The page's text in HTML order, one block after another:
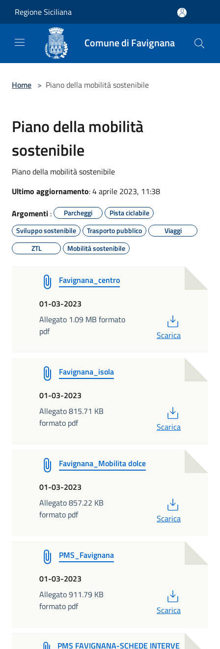
Regione Siciliana
Comune di Favignana
Home > Piano della mobilità sostenibile
Piano della mobilità
sostenibile
Piano della mobilità sostenibile
Ultimo aggiornamento: 4 aprile 2023, 11:38
Argomenti : Parcheggi
Pista ciclabile
Sviluppo sostenibile
Trasporto pubblico
Viaggi
ZTL
Mobilità sostenibile
Favignana_centro
01-03-2023
Allegato 1.09 MB formato
pdf
Scarica
Favignana_isola
01-03-2023
Allegato 815.71 KB
formato pdf
Scarica
Favignana_Mobilita dolce
01-03-2023
Allegato 857.22 KB
formato pdf
Scarica
PMS_Favignana
01-03-2023
Allegato 911.79 KB
formato pdf
Scarica
PMS FAVIGNANA-SCHEDE INTERVE